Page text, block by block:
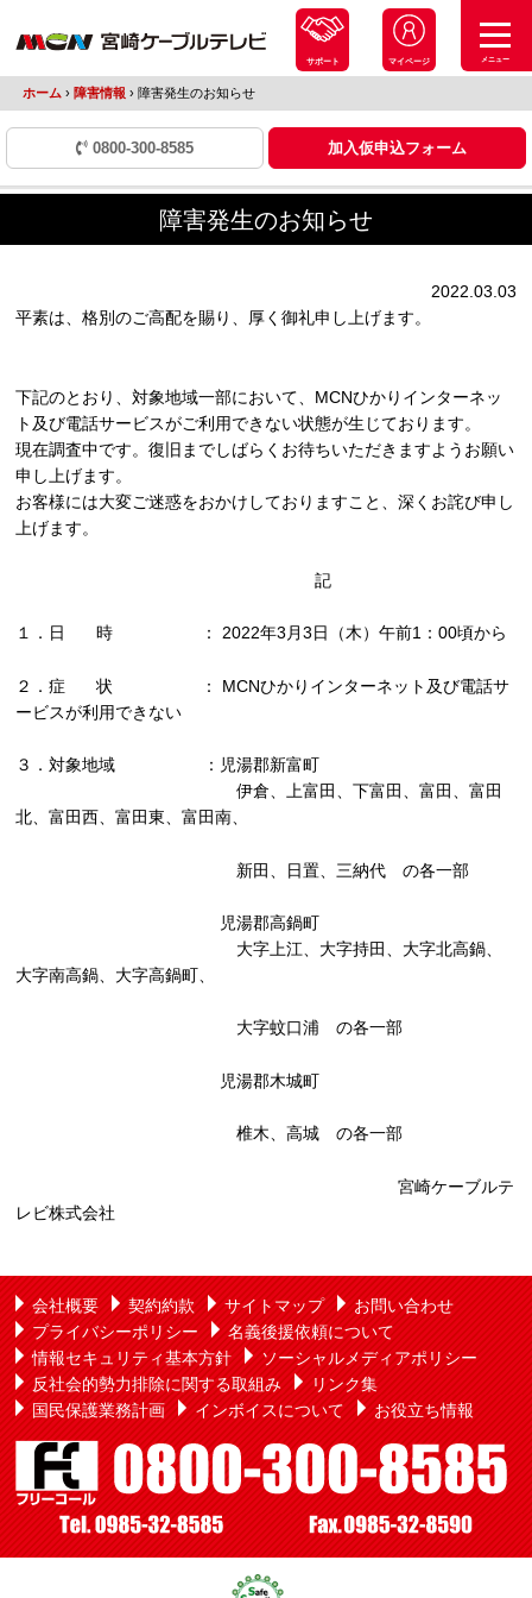
サポート マイページ メニュー
ホーム › 障害情報 ›障害発生のお知らせ
0800-300-8585 加入仮申込フォーム
障害発生のお知らせ
2022.03.03
平素は、格別のご高配を賜り、厚く御礼申し上げます。
下記のとおり、対象地域一部において、MCNひかりインターネッ
ト及び電話サービスがご利用できない状態が生じております。
現在調査中です。復旧までしばらくお待ちいただきますようお願い
申し上げます。
お客様には大変ご迷惑をおかけしておりますこと、深くお詫び申し
上げます。
記
１．日 時 ： 2022年3月3日（木）午前1：00頃から
２．症 状 ： MCNひかりインターネット及び電話サ
ービスが利用できない
３．対象地域 ：児湯郡新富町
伊倉、上富田、下富田、富田、富田
北、富田西、富田東、富田南、
新田、日置、三納代 の各一部
児湯郡高鍋町
大字上江、大字持田、大字北高鍋、
大字南高鍋、大字高鍋町、
大字蚊口浦 の各一部
児湯郡木城町
椎木、高城 の各一部
宮崎ケーブルテ
レビ株式会社
会社概要 契約約款 サイトマップ
お問い合わせ
プライバシーポリシー
名義後援依頼について
情報セキュリティ基本方針
ソーシャルメディアポリシー
反社会的勢力排除に関する取組み
リンク集
国民保護業務計画
インボイスについて お役立ち情報